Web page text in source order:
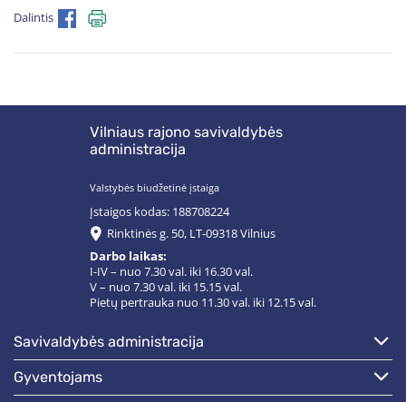
Dalintis
Vilniaus rajono savivaldybės
administracija
Valstybės biudžetinė įstaiga
Įstaigos kodas: 188708224
Rinktinės g. 50, LT-09318 Vilnius
Darbo laikas:
I-IV – nuo 7.30 val. iki 16.30 val.
V – nuo 7.30 val. iki 15.15 val.
Pietų pertrauka nuo 11.30 val. iki 12.15 val.
savivaldybės administracija
gyventojams